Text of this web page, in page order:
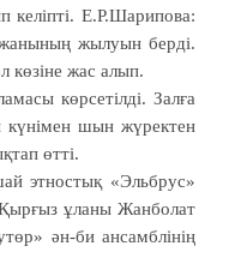
келіпті. Е.Р.Шарипова:
жылуын берді.
көзіне жас алып.
көрсетілді. Залға
күнімен шын жүректен
өтті.
этностық «Эльбрус»
Қырғыз ұланы Жанболат
ән-би ансамблінің